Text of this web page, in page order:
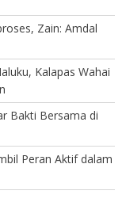
Zain: Amdal
Kalapas Wahai
Bakti Bersama di
Peran Aktif dalam